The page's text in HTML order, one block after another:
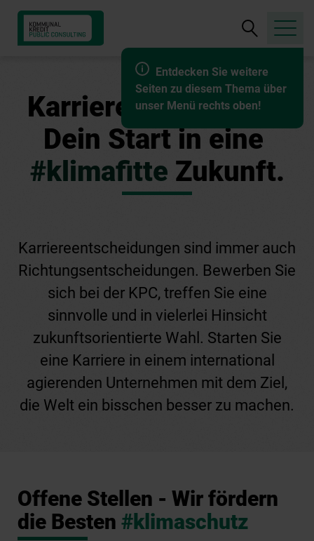
Entdecken Sie weitere
Seiten zu diesem Thema über
unser Menü rechts oben!
Suche
öffnen
Karriere in der KPC.
Dein Start in eine
#klimafitte Zukunft.
Karriereentscheidungen sind immer auch
Richtungsentscheidungen. Bewerben Sie
sich bei der KPC, treffen Sie eine
sinnvolle und in vielerlei Hinsicht
zukunftsorientierte Wahl. Starten Sie
eine Karriere in einem international
agierenden Unternehmen mit dem Ziel,
die Welt ein bisschen besser zu machen.
Offene Stellen - Wir fördern
die Besten #klimaschutz